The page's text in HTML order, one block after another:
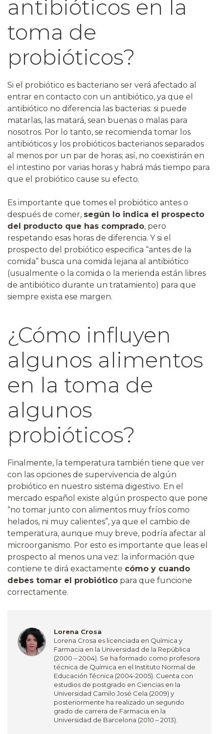
antibióticos en la
toma de
probióticos?
Si el probiótico es bacteriano ser verá afectado al
entrar en contacto con un antibiótico, ya que el
antibiótico no diferencia las bacterias: si puede
matarlas, las matará, sean buenas o malas para
nosotros. Por lo tanto, se recomienda tomar los
antibióticos y los probióticos bacterianos separados
al menos por un par de horas; así, no coexistirán en
el intestino por varias horas y habrá más tiempo para
que el probiótico cause su efecto.
Es importante que tomes el probiótico antes o
después de comer, según lo indica el prospecto
del producto que has comprado, pero
respetando esas horas de diferencia. Y si el
prospecto del probiótico especifica “antes de la
comida” busca una comida lejana al antibiótico
(usualmente o la comida o la merienda están libres
de antibiótico durante un tratamiento) para que
siempre exista ese margen.
¿Cómo influyen
algunos alimentos
en la toma de
algunos
probióticos?
Finalmente, la temperatura también tiene que ver
con las opciones de supervivencia de algún
probiótico en nuestro sistema digestivo. En el
mercado español existe algún prospecto que pone
“no tomar junto con alimentos muy fríos como
helados, ni muy calientes”, ya que el cambio de
temperatura, aunque muy breve, podría afectar al
microorganismo. Por esto es importante que leas el
prospecto al menos una vez: la información que
contiene te dirá exactamente cómo y cuando
debes tomar el probiótico para que funcione
correctamente.
Lorena Crosa
Lorena Crosa es licenciada en Química y
Farmacia en la Universidad de la República
(2000 – 2004). Se ha formado como profesora
técnica de Química en el Instituto Normal de
Educación Técnica (2004-2005). Cuenta con
estudios de postgrado en Ciencias en la
Universidad Camilo José Cela (2009) y
posteriormente ha realizado un segundo
grado de carrera de Farmacia en la
Universidad de Barcelona (2010 – 2013).